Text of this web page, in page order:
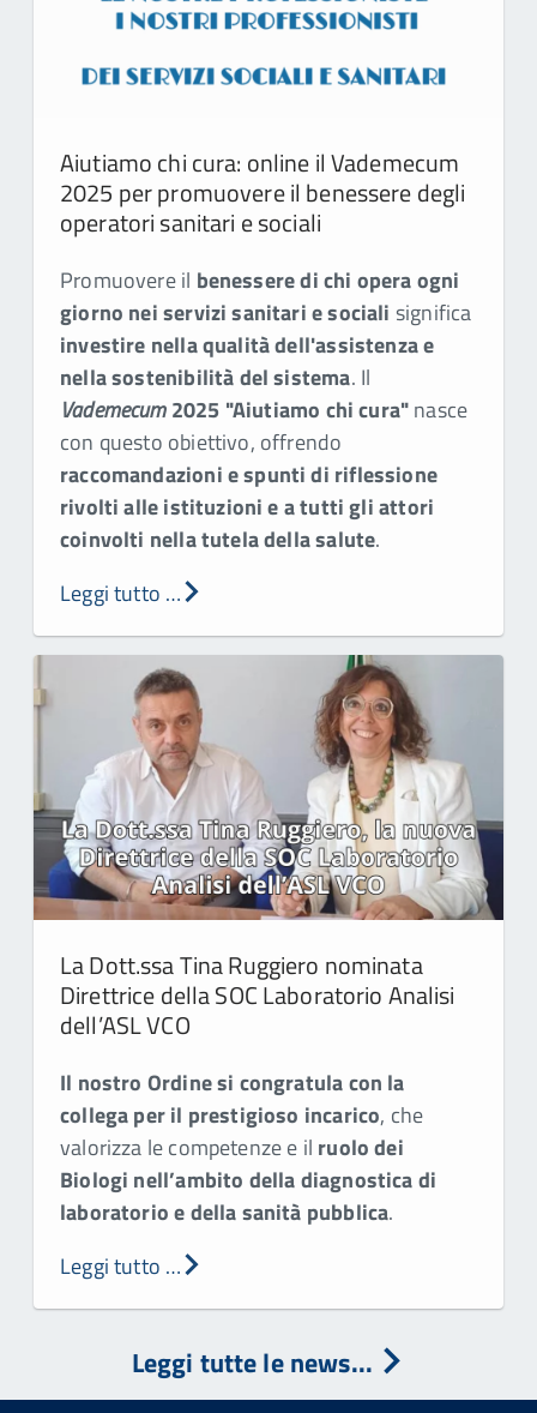
Aiutiamo chi cura: online il Vademecum
2025 per promuovere il benessere degli
operatori sanitari e sociali
Promuovere il benessere di chi opera ogni
giorno nei servizi sanitari e sociali significa
investire nella qualità dell'assistenza e
nella sostenibilità del sistema. Il
Vademecum2025 "Aiutiamo chi cura"nasce
con questo obiettivo, offrendo
raccomandazioni e spunti di riflessione
rivolti alle istituzioni e a tutti gli attori
coinvolti nella tutela della salute.
Leggi tutto …
La Dott.ssa Tina Ruggiero nominata
Direttrice della SOC Laboratorio Analisi
dell’ASL VCO
Il nostro Ordine si congratula con la
collega per il prestigioso incarico, che
valorizza le competenze e il ruolo dei
Biologi nell’ambito della diagnostica di
laboratorio e della sanità pubblica.
Leggi tutto …
Leggi tutte le news...